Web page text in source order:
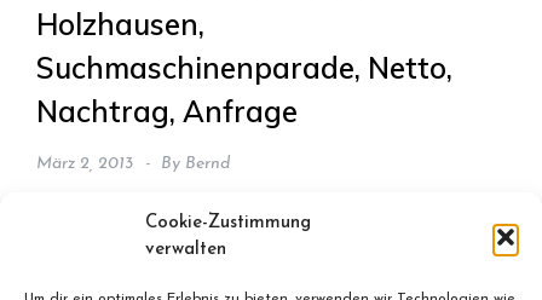
Cookie-Zustimmung
verwalten
Holzhausen,
Suchmaschinenparade, Netto,
Nachtrag, Anfrage
März 2, 2013 By Bernd
Drittplatzierter Google-Suchbegriff bei
altewaeschereiholzhausen.wordpress.com im Februar